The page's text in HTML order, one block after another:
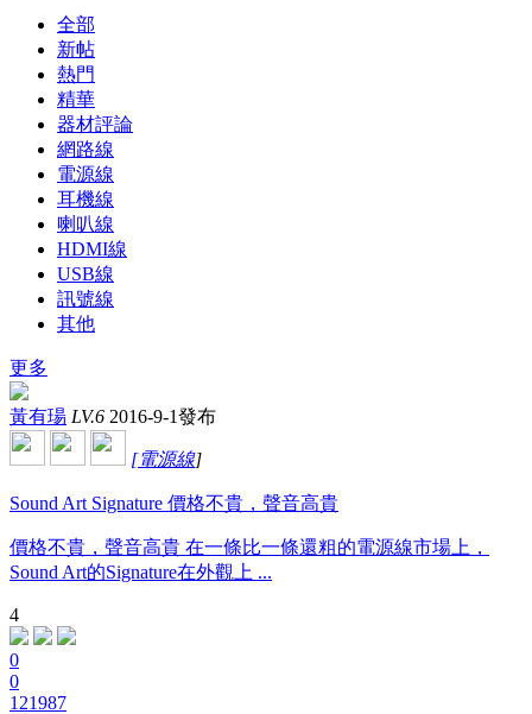
全部
新帖
熱門
精華
器材評論
網路線
電源線
耳機線
喇叭線
HDMI線
USB線
訊號線
其他
更多
黃有瑒 LV.6 2016-9-1發布
[電源線]
Sound Art Signature 價格不貴，聲音高貴
價格不貴，聲音高貴 在一條比一條還粗的電源線市場上，
Sound Art的Signature在外觀上 ...
4
0
0
121987